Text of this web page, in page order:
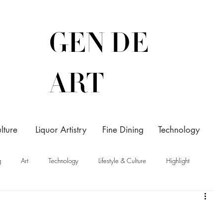
GEN DE
ART
Liquor Artistry Fine Dining Technology
Art Technology Lifestyle & Culture Highlight